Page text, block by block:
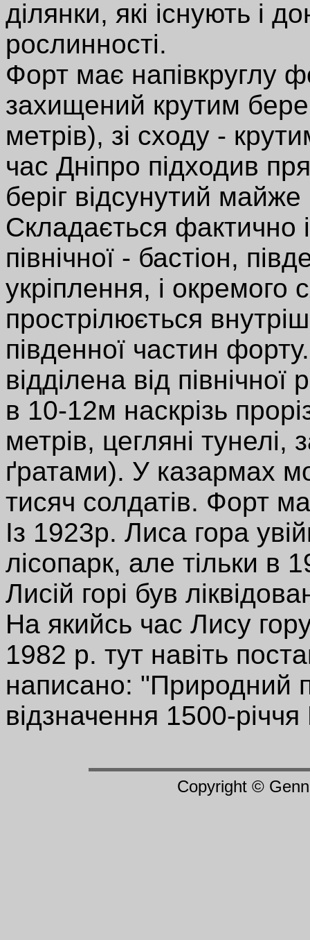
ділянки, які існують і
рослинності.
Форт має напівкруглу
захищений крутим
метрів), зі сходу -
час Дніпро підходив
беріг відсунутий
Складається фактично
північної - бастіон,
укріплення, і окремого
прострілюється
південної частин
відділена від
в 10-12м наскрізь
метрів, цегляні тунелі,
ґратами). У казармах
тисяч солдатів. Форт
Із 1923р. Лиса гора
лісопарк, але тільки в
Лисій горі був
На якийсь час Лису
1982 р. тут навіть
написано: "Природний
відзначення 1500-
Copyright ©